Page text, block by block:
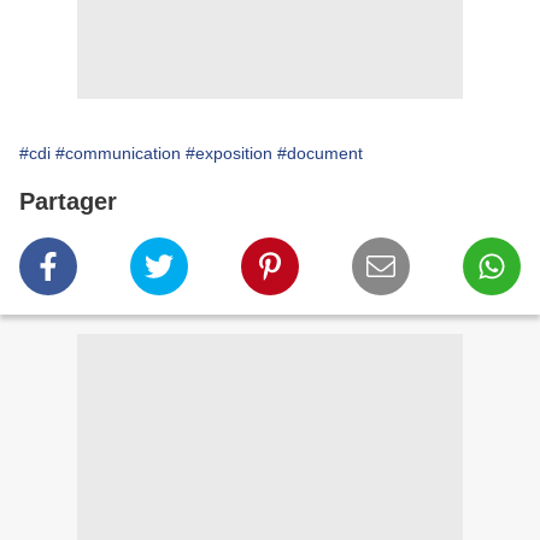
#cdi #communication #exposition #document
Partager